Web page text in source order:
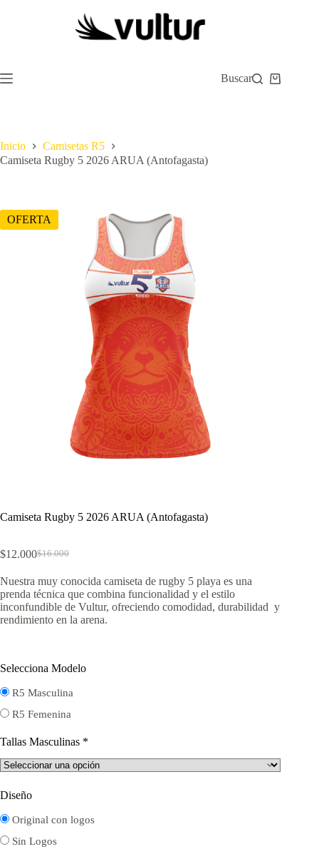
Buscar
Carro
Inicio
Camisetas R5
Camiseta Rugby 5 2026 ARUA (Antofagasta)
OFERTA
Camiseta Rugby 5 2026 ARUA (Antofagasta)
$16.000
El
original
era:
$16.000.
$12.000El
actual
es:
$12.000.
Nuestra muy conocida camiseta de rugby 5 playa es una
prenda técnica que combina funcionalidad y el estilo
inconfundible de Vultur, ofreciendo comodidad, durabilidad y
rendimiento en la arena.
Selecciona Modelo
R5 Masculina
R5 Femenina
Tallas Masculinas *
Diseño
Original con logos
Sin Logos